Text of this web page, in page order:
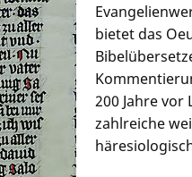
bietet das
200 Jahre vor
zahlreiche